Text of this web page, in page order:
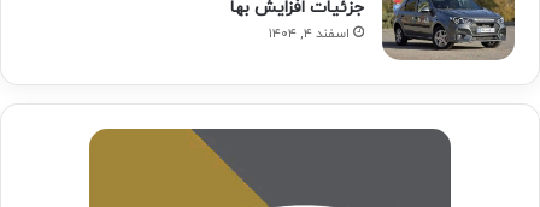
جزئیات افزایش بها
اسفند ۴, ۱۴۰۴